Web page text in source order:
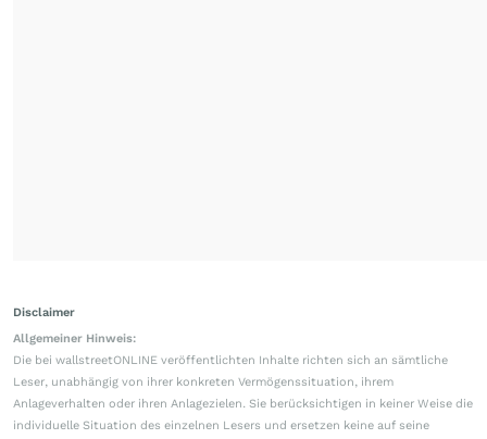
Disclaimer
Allgemeiner Hinweis:
Die bei wallstreetONLINE veröffentlichten Inhalte richten sich an sämtliche
Leser, unabhängig von ihrer konkreten Vermögenssituation, ihrem
Anlageverhalten oder ihren Anlagezielen. Sie berücksichtigen in keiner Weise die
individuelle Situation des einzelnen Lesers und ersetzen keine auf seine